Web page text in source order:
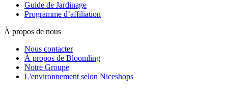
Guide de Jardinage
Programme d’affiliation
À propos de nous
Nous contacter
À propos de Bloomling
Notre Groupe
L'environnement selon Niceshops